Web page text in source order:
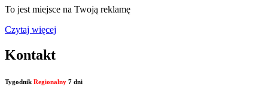
To jest miejsce na Twoją reklamę
Czytaj więcej
Kontakt
Tygodnik Regionalny 7 dni